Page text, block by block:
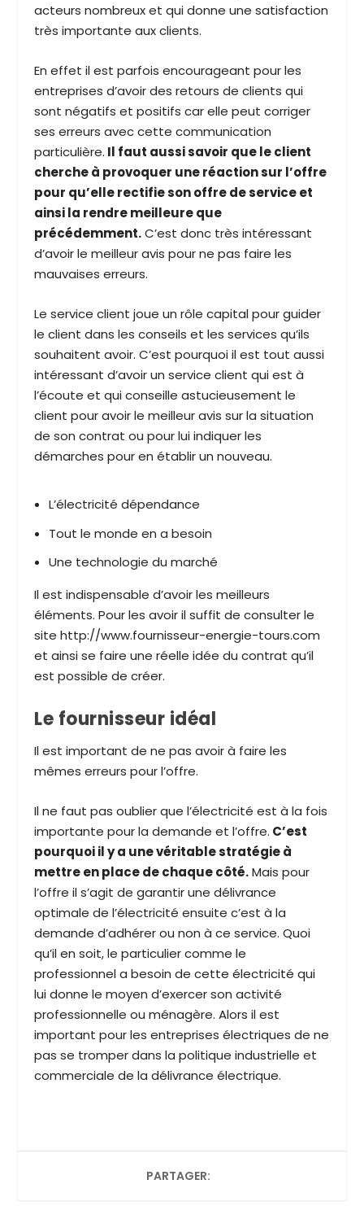
acteurs nombreux et qui donne une satisfaction
très importante aux clients.
En effet il est parfois encourageant pour les
entreprises d’avoir des retours de clients qui
sont négatifs et positifs car elle peut corriger
ses erreurs avec cette communication
particulière. Il faut aussi savoir que le client
cherche à provoquer une réaction sur l’offre
pour qu’elle rectifie son offre de service et
ainsi la rendre meilleure que
précédemment.C’est donc très intéressant
d’avoir le meilleur avis pour ne pas faire les
mauvaises erreurs.
Le service client joue un rôle capital pour guider
le client dans les conseils et les services qu’ils
souhaitent avoir. C’est pourquoi il est tout aussi
intéressant d’avoir un service client qui est à
l’écoute et qui conseille astucieusement le
client pour avoir le meilleur avis sur la situation
de son contrat ou pour lui indiquer les
démarches pour en établir un nouveau.
L’électricité dépendance
Tout le monde en a besoin
Une technologie du marché
Il est indispensable d’avoir les meilleurs
éléments. Pour les avoir il suffit de consulter le
site http://www.fournisseur-energie-tours.com
et ainsi se faire une réelle idée du contrat qu’il
est possible de créer.
Le fournisseur idéal
Il est important de ne pas avoir à faire les
mêmes erreurs pour l’offre.
Il ne faut pas oublier que l’électricité est à la fois
importante pour la demande et l’offre. C’est
pourquoi il y a une véritable stratégie à
mettre en place de chaque côté.Mais pour
l’offre il s’agit de garantir une délivrance
optimale de l’électricité ensuite c’est à la
demande d’adhérer ou non à ce service. Quoi
qu’il en soit, le particulier comme le
professionnel a besoin de cette électricité qui
lui donne le moyen d’exercer son activité
professionnelle ou ménagère. Alors il est
important pour les entreprises électriques de ne
pas se tromper dans la politique industrielle et
commerciale de la délivrance électrique.
PARTAGER: